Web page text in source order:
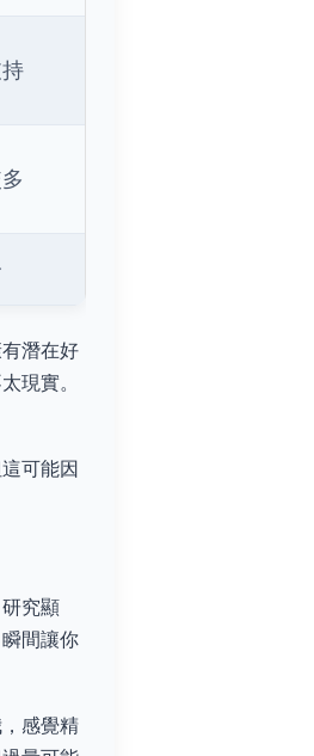
潛在好
現實。
可能因
究顯
間讓你
感覺精